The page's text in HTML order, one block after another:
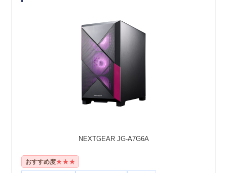
NEXTGEAR JG-A7G6A
おすすめ度★★★